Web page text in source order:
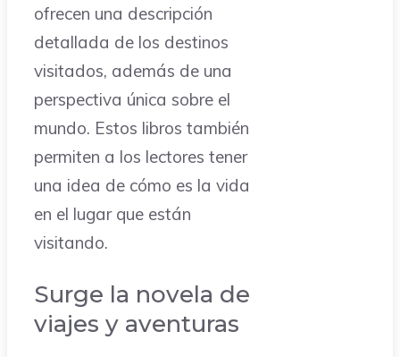
ofrecen una descripción
detallada de los destinos
visitados, además de una
perspectiva única sobre el
mundo. Estos libros también
permiten a los lectores tener
una idea de cómo es la vida
en el lugar que están
visitando.
Surge la novela de
viajes y aventuras